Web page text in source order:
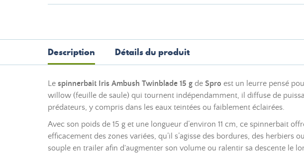
Description Détails du produit
Le spinnerbait Iris Ambush Twinblade 15 g de Spro est un leurre pensé
willow (feuille de saule) qui tournent indépendamment, il diffuse de
prédateurs, y compris dans les eaux teintées ou faiblement éclairées.
Avec son poids de 15 g et une longueur d’environ 11 cm, ce spinnerbait
efficacement des zones variées, qu’il s’agisse des bordures, des
souple en trailer afin d'augmenter son volume ou ralentir sa descente le